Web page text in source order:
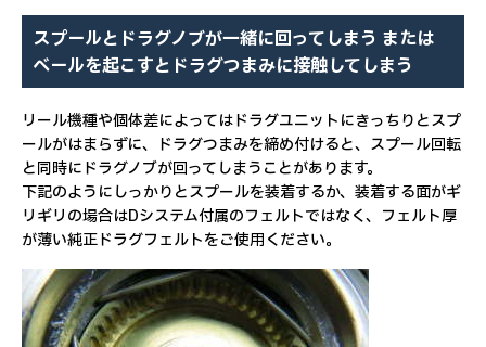
スプールとドラグノブが一緒に回ってしまう または
ベールを起こすとドラグつまみに接触してしまう
リール機種や個体差によってはドラグユニットにきっちりとスプ
ールがはまらずに、ドラグつまみを締め付けると、スプール回転
と同時にドラグノブが回ってしまうことがあります。
下記のようにしっかりとスプールを装着するか、装着する面がギ
リギリの場合はDシステム付属のフェルトではなく、フェルト厚
が薄い純正ドラグフェルトをご使用ください。